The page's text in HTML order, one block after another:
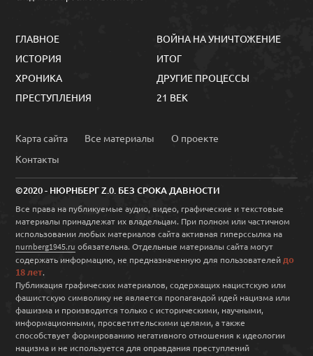
ГЛАВНОЕ
ИСТОРИЯ
ХРОНИКА
ПРЕСТУПЛЕНИЯ
ВОЙНА НА УНИЧТОЖЕНИЕ
ИТОГ
ДРУГИЕ ПРОЦЕССЫ
21 ВЕК
Карта сайта Все материалы
О проекте
Контакты
©2020 - НЮРНБЕРГ Z.0. БЕЗ СРОКА ДАВНОСТИ
Все права на публикуемые аудио, видео, графические и текстовые
материалы принадлежат их владельцам. При полном или частичном
использовании любых материалов сайта активная гиперссылка на
nurnberg1945.ru обязательна. Отдельные материалы сайта могут
содержать информацию, не предназначенную для пользователей до
18 лет.
Публикация графических материалов, содержащих нацистскую или
фашистскую символику не является пропагандой идей нацизма или
фашизма и производится только с историческими, научными,
информационными, просветительскими целями, а также
способствует формированию негативного отношения к идеологии
нацизма и не используется для оправдания преступлений